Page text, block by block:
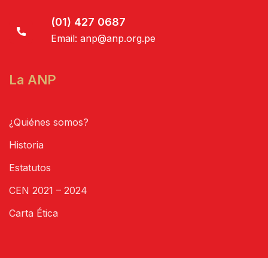
(01) 427 0687
Email: anp@anp.org.pe
La ANP
¿Quiénes somos?
Historia
Estatutos
CEN 2021 – 2024
Carta Ética